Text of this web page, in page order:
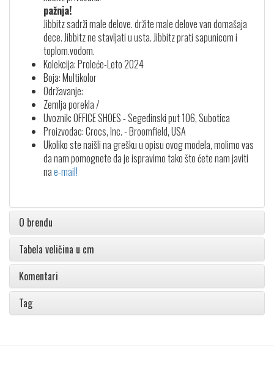
pažnja!
Jibbitz sadrži male delove. držite male delove van domašaja
dece. Jibbitz ne stavljati u usta. Jibbitz prati sapunicom i
toplom.vodom.
Kolekcija: Proleće-Leto 2024
Boja: Multikolor
Održavanje:
Zemlja porekla /
Uvoznik: OFFICE SHOES - Segedinski put 106, Subotica
Proizvodac: Crocs, Inc. - Broomfield, USA
Ukoliko ste naišli na grešku u opisu ovog modela, molimo vas
da nam pomognete da je ispravimo tako što ćete nam javiti
nae-mail!
O brendu
Tabela veličina u cm
Komentari
Tag